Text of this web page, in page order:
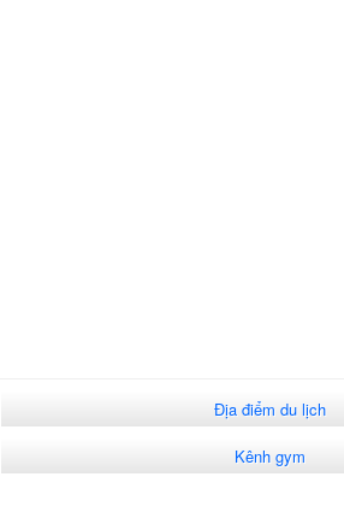
Địa điểm du lịch
Kênh gym